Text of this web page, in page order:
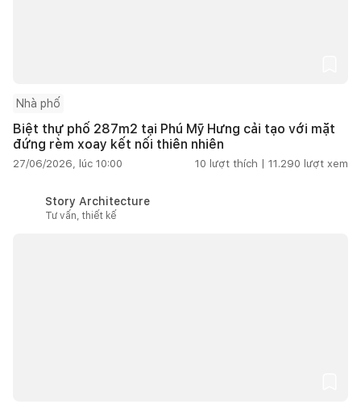
Nhà phố
Biệt thự phố 287m2 tại Phú Mỹ Hưng cải tạo với mặt
đứng rèm xoay kết nối thiên nhiên
27/06/2026, lúc 10:00 10 lượt thích | 11.290 lượt xem
Story Architecture
Tư vấn, thiết kế